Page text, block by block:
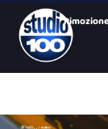
Colonie
San